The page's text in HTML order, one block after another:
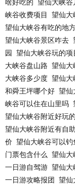
啥好吃的 望仙大峡谷
峡谷收费项目
望仙大
望仙大峡谷有吃的地
望仙大峡谷景区咋去
园
望仙大峡谷玩的项
大峡谷盘山路 望仙大
大峡谷多少度 望仙大
和舜王坪哪个好 望仙
峡谷可以住在山里吗
望仙大峡谷附近好玩
望仙大峡谷附近有自
价 望仙大峡谷可以钓
门票包含什么
望仙大
一日游自驾游 望仙大
一日游攻略报团
望仙